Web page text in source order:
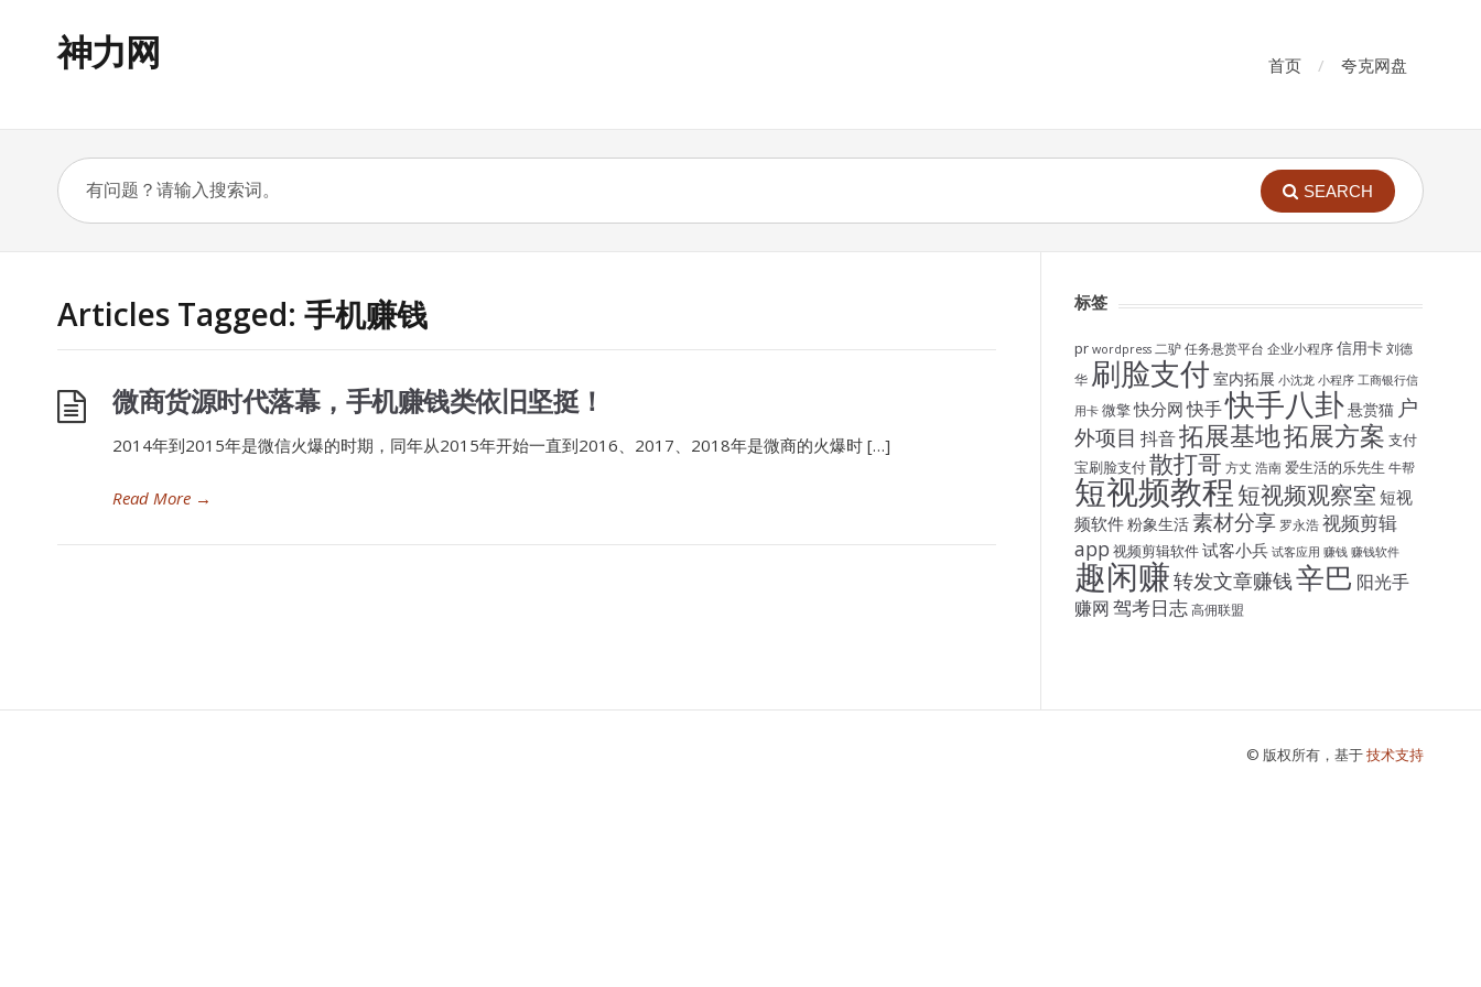
神力网 首页 夸克网盘
SEARCH
Articles Tagged: 手机赚钱
微商货源时代落幕，手机赚钱类依旧坚挺！
2014年到2015年是微信火爆的时期，同年从2015年开始一直到2016、2017、2018年是微商的火爆时 […]
Read More →
标签
pr wordpress 二驴 任务悬赏平台 企业小程序 信用卡 刘德
华 刷脸支付 室内拓展 小沈龙 小程序 工商银行信
用卡 微擎快分网快手快手八卦悬赏猫 户
外项目 抖音拓展基地拓展方案 支付
宝刷脸支付散打哥 方丈 浩南 爱生活的乐先生 牛帮
短视频教程 短视频观察室 短视
频软件粉象生活素材分享 罗永浩 视频剪辑
app 视频剪辑软件试客小兵 试客应用 赚钱 赚钱软件
趣闲赚转发文章赚钱辛巴 阳光手
赚网驾考日志 高佣联盟
© 版权所有，基于技术支持